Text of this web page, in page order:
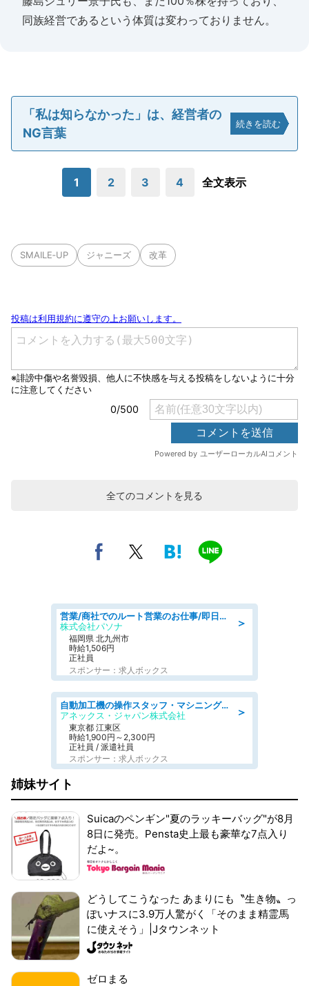
同族経営であるという体質は変わっておりません。
「私は知らなかった」は、経営者の
NG言葉
続きを読む
1 2 3 4 全文表示
SMAILE‐UP ジャニーズ 改革
全てのコメントを見る
＞
営業/商社でのルート営業のお仕事/即日勤務可/車通勤可/営業
株式会社パソナ
福岡県 北九州市
時給1,506円
正社員
スポンサー：求人ボックス
＞
自動加工機の操作スタッフ・マシニングセンタ/工業系卒歓迎/未経験OK/定年なし/交通費支給/急募
アネックス・ジャパン株式会社
東京都 江東区
時給1,900円～2,300円
正社員 / 派遣社員
スポンサー：求人ボックス
姉妹サイト
Suicaのペンギン"夏のラッキーバッグ"が8月
8日に発売。Pensta史上最も豪華な7点入り
だよ~。
どうしてこうなった あまりにも〝生き物〟っ
ぽいナスに3.9万人驚がく「そのまま精霊馬
に使えそう」|Jタウンネット
ゼロまる